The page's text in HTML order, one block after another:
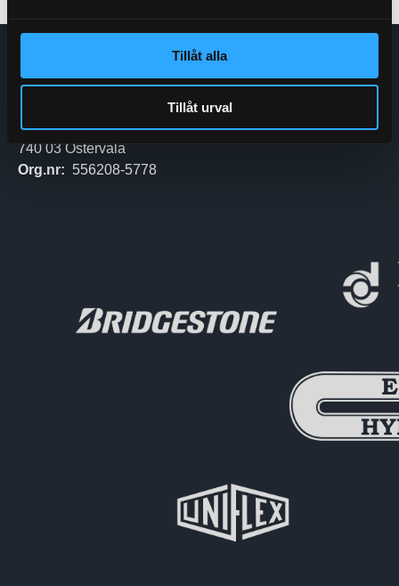
Tillåt alla
Tillåt urval
E-post: Order@enskedehydraul.se
Adress: Box 70
740 03 Östervåla
Org.nr: 556208-5778